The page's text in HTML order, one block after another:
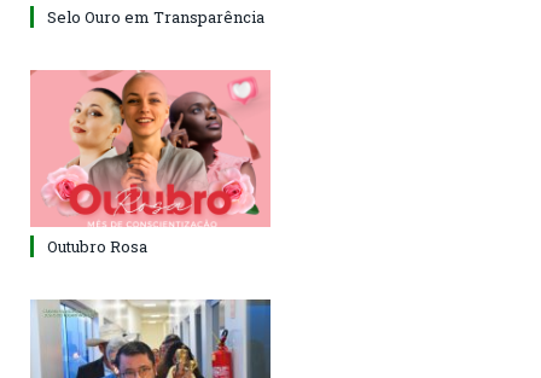
Selo Ouro em Transparência
Outubro Rosa